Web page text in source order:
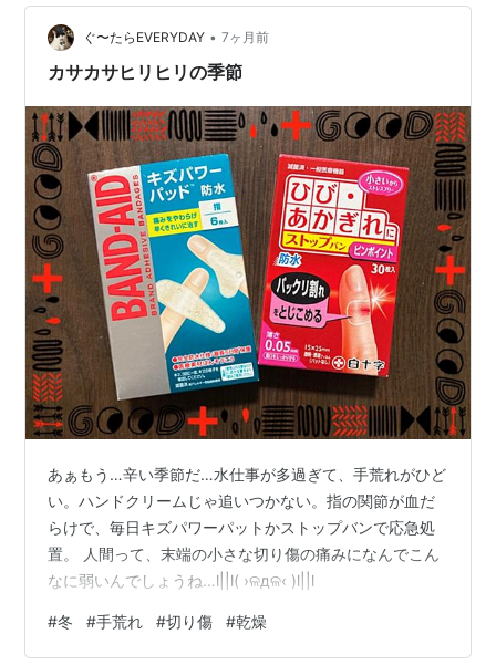
ージョンアップでバグってる。 家電、電気製品は、とき
どきマニュアルや取扱説明書を読み直してみると、間違
った使い方や新たな使い方…
ぐ〜たらEVERYDAY • 7ヶ月前
カサカサヒリヒリの季節
あぁもう…辛い季節だ…水仕事が多過ぎて、手荒れがひど
い。ハンドクリームじゃ追いつかない。指の関節が血だ
らけで、毎日キズパワーパットかストップバンで応急処
置。 人間って、末端の小さな切り傷の痛みになんでこん
なに弱いんでしょうね…l||l( ›ଳдଳ‹ )l||l
#冬 #手荒れ #切り傷 #乾燥